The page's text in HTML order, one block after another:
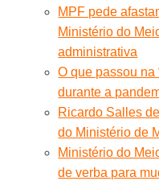
MPF pede
Ministério do
administrativa
O que passou na
durante a
Ricardo Salles
do Ministério de
Ministério do
de verba para